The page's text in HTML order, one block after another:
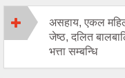
असहाय, एकल
जेष्ठ, दलित
भत्ता सम्बन्धि